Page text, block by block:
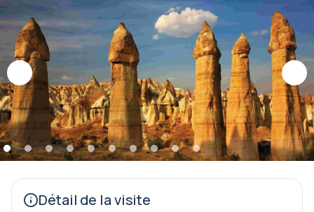
Détail de la visite